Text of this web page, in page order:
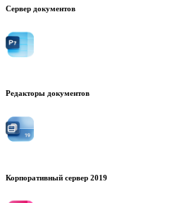
Сервер документов
Редакторы документов
Корпоративный сервер 2019